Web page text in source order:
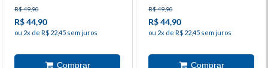
R$ 49,90
R$ 44,90
ou 2x de R$ 22,45 sem juros
R$ 49,90
R$ 44,90
ou 2x de R$ 22,45 sem juros